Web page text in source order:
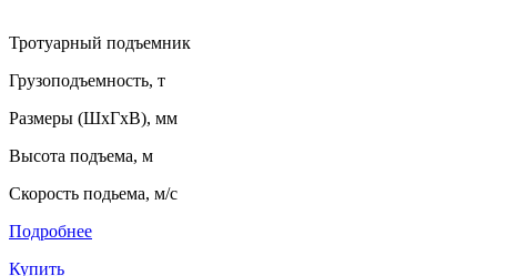
Тротуарный подъемник
Грузоподъемность, т
Размеры (ШхГхВ), мм
Высота подъема, м
Скорость подьема, м/с
Подробнее
Купить